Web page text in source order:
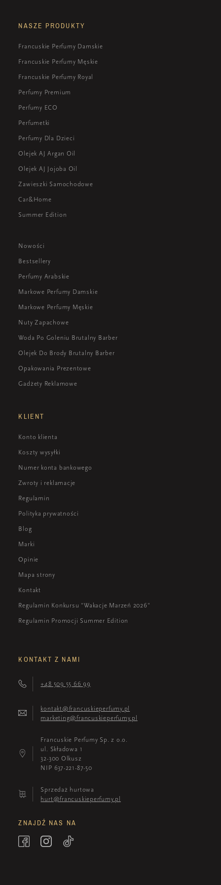
wyborem dla osób pragnących dodać swojemu
kompozycja zapachowa jest często poszukiwana
przez miłośników delikatnych, a jednocześnie
NASZE PRODUKTY
Francuskie Perfumy Damskie
Francuskie Perfumy Męskie
Francuskie Perfumy Royal
Perfumy Premium
Perfumy ECO
Perfumetki
Perfumy Dla Dzieci
Olejek AJ Argan Oil
Olejek AJ Jojoba Oil
Zawieszki Samochodowe
Car&Home
Summer Edition
Nowości
Bestsellery
Perfumy Arabskie
Markowe Perfumy Damskie
Markowe Perfumy Męskie
Nuty Zapachowe
Woda Po Goleniu Brutalny Barber
Olejek Do Brody Brutalny Barber
Opakowania Prezentowe
Gadżety Reklamowe
KLIENT
Konto klienta
Koszty wysyłki
Numer konta bankowego
Zwroty i reklamacje
Regulamin
Polityka prywatności
Blog
Marki
Opinie
Mapa strony
Kontakt
Regulamin Konkursu "Wakacje Marzeń 2026"
Regulamin Promocji Summer Edition
KONTAKT Z NAMI
+48 509 55 66 99
kontakt@francuskieperfumy.pl
marketing@francuskieperfumy.pl
Francuskie Perfumy Sp. z o.o.
ul. Składowa 1
32-300 Olkusz
NIP 637-221-87-50
Sprzedaż hurtowa
hurt@francuskieperfumy.pl
ZNAJDŹ NAS NA